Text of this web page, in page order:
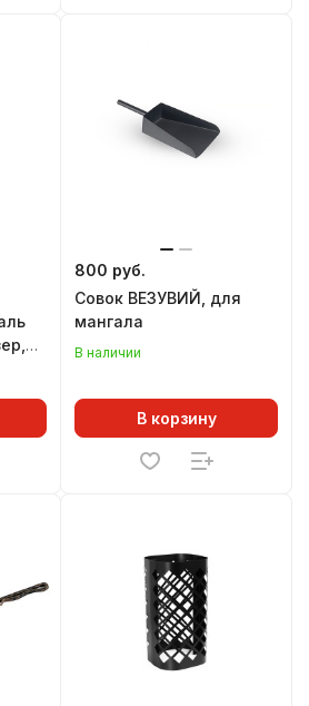
800 руб.
Совок ВЕЗУВИЙ, для
мангала
В наличии
В корзину